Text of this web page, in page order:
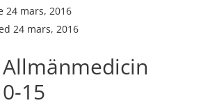
24 mars, 2016
24 mars, 2016
Allmänmedicin
15